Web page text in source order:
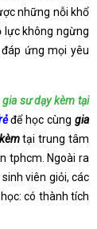
những nỗi khổ
lực không ngừng
ứng mọi yêu
sư dạy kèm tại
để học cùnggia
tại trung tâm
tphcm. Ngoài ra
viên giỏi, các
có thành tích